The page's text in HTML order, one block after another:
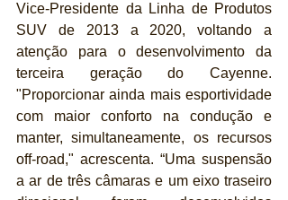
Vice-Presidente da Linha de Produtos
SUV de 2013 a 2020, voltando a
atenção para o desenvolvimento da
terceira geração do Cayenne.
"Proporcionar ainda mais esportividade
com maior conforto na condução e
manter, simultaneamente, os recursos
off-road," acrescenta. “Uma suspensão
a ar de três câmaras e um eixo traseiro